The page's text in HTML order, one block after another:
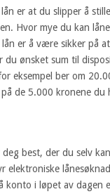
er at du slipper å
Hvor mye du kan
er å være sikker på
ønsket sum til
eksempel ber om
de 5.000 kronene du
best, der du selv
elektroniske
konto i løpet av dagen